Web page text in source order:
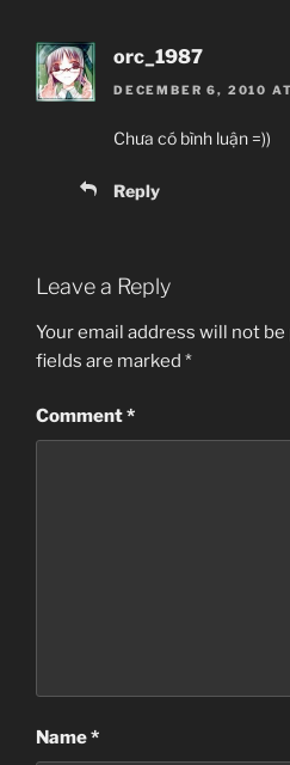
orc_1987
DECEMBER 6, 2010
Chưa có bình luận =))
Reply
Leave a Reply
Your email address will not
fields are marked *
Comment*
Name*